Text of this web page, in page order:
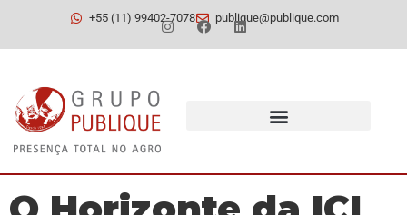
+55 (11) 99402-7078 publique@publique.com